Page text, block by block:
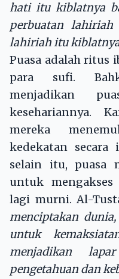
hati itu kiblatnya
perbuatan lahiriah
lahiriah itu kiblatnya
Puasa adalah ritus
para sufi.
menjadikan
kesehariannya.
mereka
kedekatan
selain itu, puasa
untuk
lagi murni. Al-
menciptakan
untuk
menjadikan
pengetahuan dan